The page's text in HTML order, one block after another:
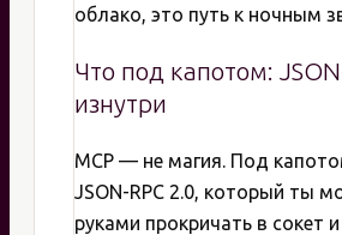
облако, это путь к ночным
Что под капотом:
изнутри
MCP — не магия. Под
JSON-RPC 2.0, который ты
руками прокричать в сокет